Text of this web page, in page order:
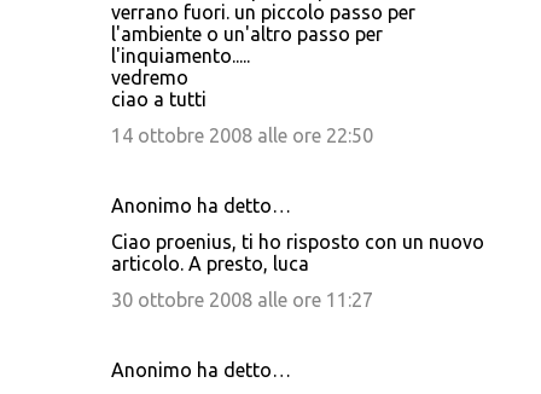
verrano fuori. un piccolo passo per
l'ambiente o un'altro passo per
l'inquiamento.....
vedremo
ciao a tutti
14 ottobre 2008 alle ore 22:50
Anonimo ha detto…
Ciao proenius, ti ho risposto con un nuovo
articolo. A presto, luca
30 ottobre 2008 alle ore 11:27
Anonimo ha detto…